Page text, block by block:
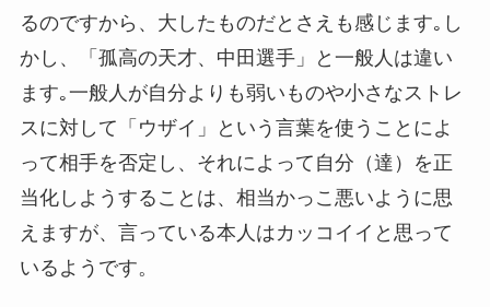
るのですから、大したものだとさえも感じます｡し
かし、「孤高の天才、中田選手」と一般人は違い
ます｡一般人が自分よりも弱いものや小さなストレ
スに対して「ウザイ」という言葉を使うことによ
って相手を否定し、それによって自分（達）を正
当化しようすることは、相当かっこ悪いように思
えますが、言っている本人はカッコイイと思って
いるようです。